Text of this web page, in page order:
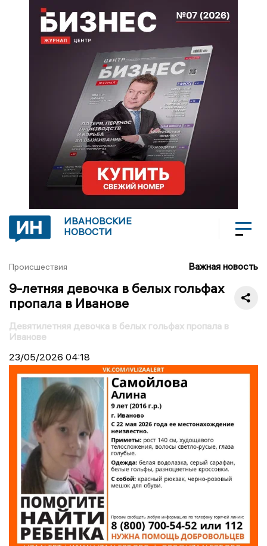
ИВАНОВСКИЕ
НОВОСТИ
Происшествия Важная новость
9-летняя девочка в белых гольфах
пропала в Иванове
Девятилетняя девочка в белых гольфах пропала в
Иванове
23/05/2026 04:18